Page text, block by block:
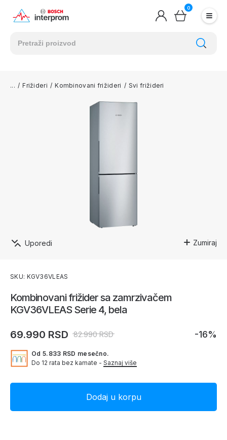
0
Zumiraj
Uporedi
/ Frižideri / Kombinovani frižideri / Svi frižideri
Kombinovani frižider sa zamrzivačem
KGV36VLEAS Serie 4, bela
69.990 RSD 82.990 RSD -16%
Od 5.833 RSD mesečno.
Do 12 rata bez kamate - Saznaj više
SKU: KGV36VLEAS